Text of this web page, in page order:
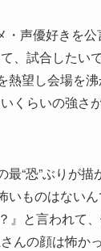
声優好きを公
、試合したい
望し会場を
くらいの強さ
“恐”ぶりが
いものはない
』と言われて
んの顔は怖か